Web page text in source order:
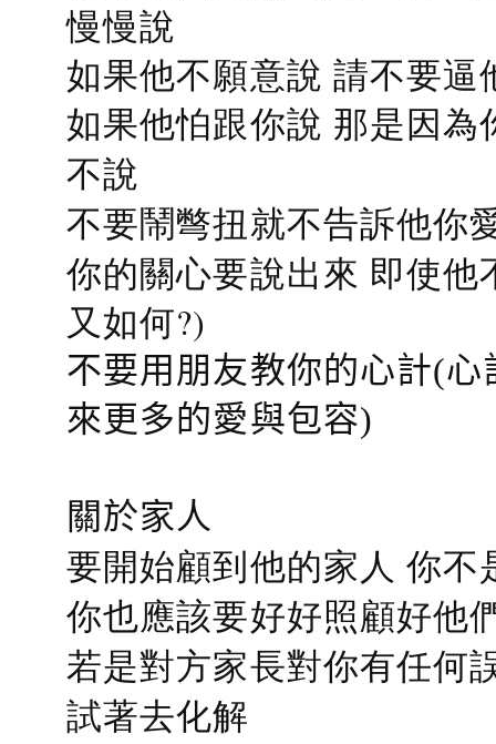
慢慢說
如果他不願意說 請不要逼
如果他怕跟你說 那是因
不說
不要鬧彆扭就不告訴他你
你的關心要說出來 即使
又如何?)
不要用朋友教你的心計(
來更多的愛與包容)
關於家人
要開始顧到他的家人 你
你也應該要好好照顧好他
若是對方家長對你有任何
試著去化解